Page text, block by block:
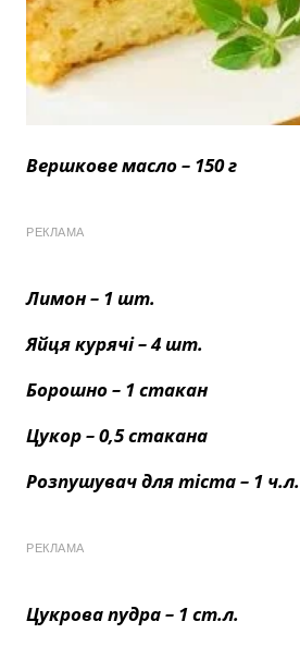
Вершкове масло – 150 г
РЕКЛАМА
Лимон – 1 шт.
Яйця курячі – 4 шт.
Борошно – 1 стакан
Цукор – 0,5 стакана
Розпушувач для тіста – 1 ч.л.
РЕКЛАМА
Цукрова пудра – 1 ст.л.